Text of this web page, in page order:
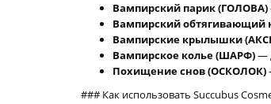
Вампирский парик (ГОЛОВА)
Вампирский обтягивающий
Вампирские крылышки
Вампирское колье (ШАРФ)—
Похищение снов (ОСКОЛОК)
### Как использовать Succubus